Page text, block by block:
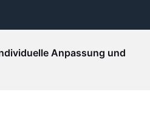
Anpassung und